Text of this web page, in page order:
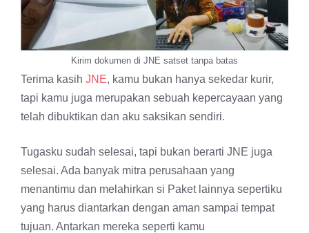
Kirim dokumen di JNE satset tanpa batas
Terima kasih JNE, kamu bukan hanya sekedar kurir,
tapi kamu juga merupakan sebuah kepercayaan yang
telah dibuktikan dan aku saksikan sendiri.
Tugasku sudah selesai, tapi bukan berarti JNE juga
selesai. Ada banyak mitra perusahaan yang
menantimu dan melahirkan si Paket lainnya sepertiku
yang harus diantarkan dengan aman sampai tempat
tujuan. Antarkan mereka seperti kamu